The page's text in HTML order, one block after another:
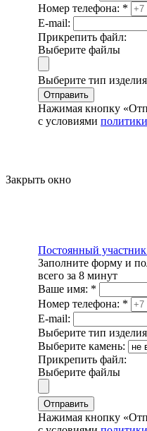
Номер телефона: *
E-mail:
Прикрепить файл:
Выберите файлы
Выберите тип
Отправить
Нажимая кнопку
с условиями
Закрыть окно
Постоянный участник
Заполните форму и
всего за 8 минут
Ваше имя: *
Номер телефона: *
E-mail:
Выберите тип
Выберите камень:
Прикрепить файл:
Выберите файлы
Отправить
Нажимая кнопку